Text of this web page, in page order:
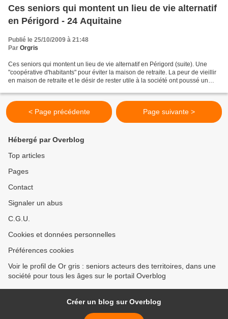
Ces seniors qui montent un lieu de vie alternatif
en Périgord - 24 Aquitaine
Publié le 25/10/2009 à 21:48
Par Orgris
Ces seniors qui montent un lieu de vie alternatif en Périgord (suite). Une
"coopérative d'habitants" pour éviter la maison de retraite. La peur de vieillir
en maison de retraite et le désir de rester utile à la société ont poussé un
< Page précédente Page suivante >
Hébergé par Overblog
Top articles
Pages
Contact
Signaler un abus
C.G.U.
Cookies et données personnelles
Préférences cookies
Voir le profil de Or gris : seniors acteurs des territoires, dans une
société pour tous les âges sur le portail Overblog
Créer un blog sur Overblog